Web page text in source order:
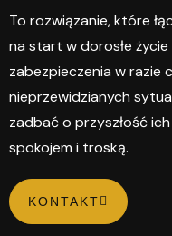
To rozwiązanie, które
na start w dorosłe
zabezpieczenia w razie
nieprzewidzianych
zadbać o przyszłość
spokojem i troską.
KONTAKT